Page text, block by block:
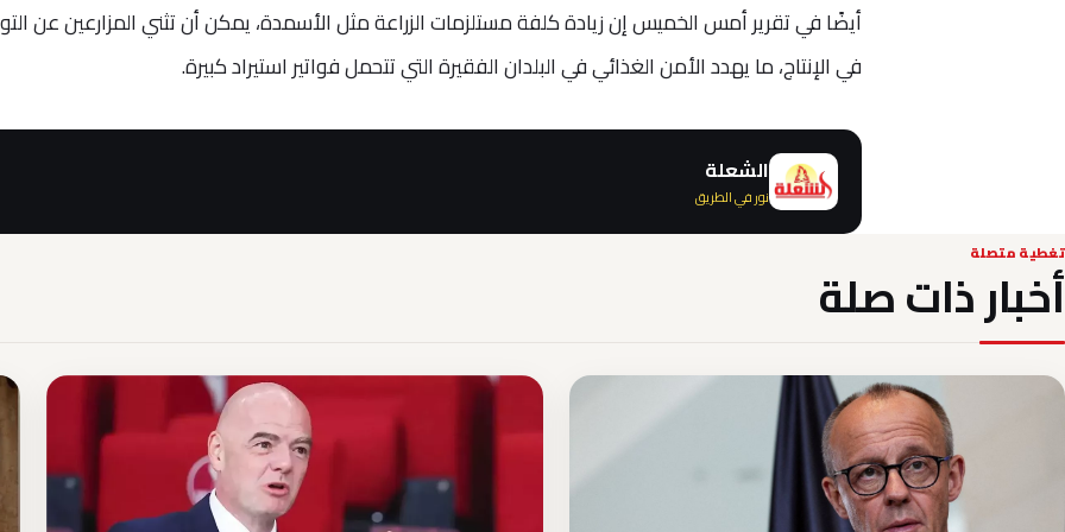
أيضًا في تقرير أمس الخميس إن زيادة كلفة مستلزمات الزراعة مثل الأسمدة، يمكن أن تثني المزارعين عن
في الإنتاج، ما يهدد الأمن الغذائي في البلدان الفقيرة التي تتحمل فواتير استيراد كبيرة.
الشعلة
نور في الطريق
تغطية متصلة
أخبار ذات صلة